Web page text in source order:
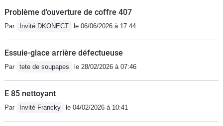
Problème d'ouverture de coffre 407
Par Invité DKONECT le 06/06/2026 à 17:44
Essuie-glace arrière défectueuse
Par tete de soupapes le 28/02/2026 à 07:46
E 85 nettoyant
Par Invité Francky le 04/02/2026 à 10:41